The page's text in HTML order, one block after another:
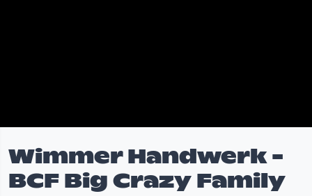
Wimmer Handwerk -
BCF Big Crazy Family